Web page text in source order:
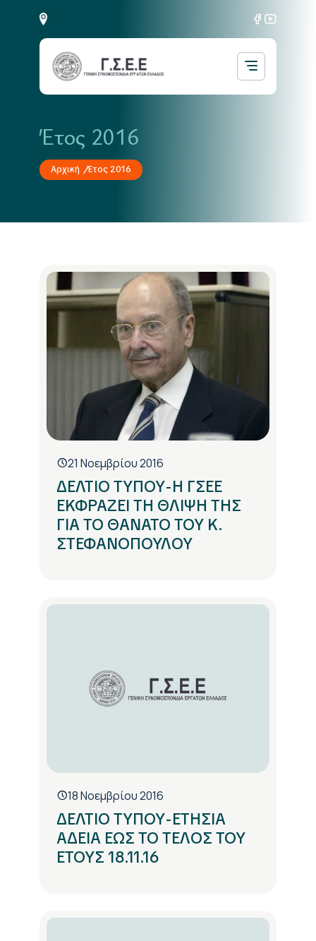
Έτος 2016
Αρχική Έτος 2016
21 Νοεμβρίου 2016
ΔΕΛΤΙΟ ΤΥΠΟΥ-Η ΓΣΕΕ
ΕΚΦΡΑΖΕΙ ΤΗ ΘΛΙΨΗ ΤΗΣ
ΓΙΑ ΤΟ ΘΑΝΑΤΟ ΤΟΥ Κ.
ΣΤΕΦΑΝΟΠΟΥΛΟΥ
18 Νοεμβρίου 2016
ΔΕΛΤΙΟ ΤΥΠΟΥ-ΕΤΗΣΙΑ
ΑΔΕΙΑ ΕΩΣ ΤΟ ΤΕΛΟΣ ΤΟΥ
ΕΤΟΥΣ 18.11.16